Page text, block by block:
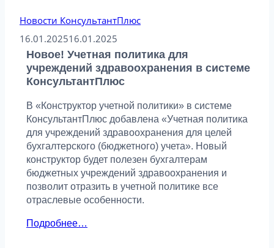
Новости КонсультантПлюс
16.01.202516.01.2025
Новое! Учетная политика для
учреждений здравоохранения в системе
КонсультантПлюс
В «Конструктор учетной политики» в системе
КонсультантПлюс добавлена «Учетная политика
для учреждений здравоохранения для целей
бухгалтерского (бюджетного) учета». Новый
конструктор будет полезен бухгалтерам
бюджетных учреждений здравоохранения и
позволит отразить в учетной политике все
отраслевые особенности.
Подробнее…